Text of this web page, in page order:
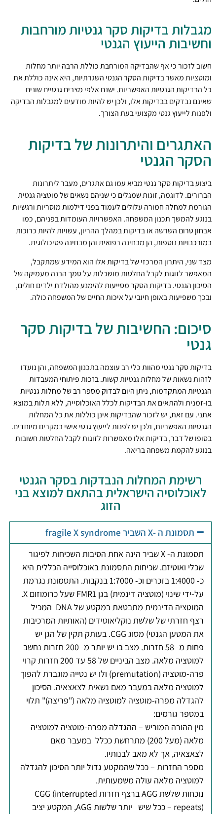
מגבלות בדיקות סקר גנטיות מורחבות
וחשיבות הייעוץ הגנטי
חשוב לזכור כי אף שהבדיקה המורחבת כוללת הרבה יותר מחלות
ומוטציות מאשר בדיקות הסקר הגנטי השגרתיות, היא אינה כוללת את
כל הבדיקות הגנטיות האפשריות. ישנם אלפי מצבים גנטיים שונים
שאינם נבדקים בבדיקות אלו, ולכן יש להיות מודעים למגבלות הבדיקה
ולפנות לייעוץ גנטי מקצועי בעת הצורך.
האתגרים והיתרונות של בדיקות
הסקר הגנטי
ביצוע בדיקות סקר גנטי מביא עמו גם אתגרים, מעבר ליתרונות
הברורים. לדוגמה, זוגות שמגלים כי שניהם נשאים של מוטציה גנטית
הגורמת למחלה חמורה עלולים לעמוד בפני דילמות מוסריות ורגשיות
בנוגע להמשך תכנון המשפחה. האפשרויות העומדות בפניהם, כמו
אבחון טרום השרשה או בדיקות במהלך ההריון, עשויות להיות כרוכות
במורכבויות נוספות, הן מבחינה רפואית והן מבחינה פסיכולוגית.
מצד שני, היתרון המרכזי של בדיקות אלו הוא המידע שמתקבל,
המאפשר לזוגות לקבל החלטות מושכלות על סמך הבנה מעמיקה של
הסיכון הגנטי. בדיקות הסקר מסייעות להימנע מהולדת ילדים חולים,
ובכך משפיעות באופן חיובי על איכות החיים של המשפחה כולה.
סיכום: החשיבות של בדיקות סקר
גנטי
בדיקות סקר גנטי מהוות כלי רב עוצמה בתכנון המשפחה, והן נועדו
לזהות נשאות של מחלות גנטיות קשות. בזכות פיתוחי המעבדות
הגנטיות המתקדמות, ניתן היום לבדוק מספר רב של מחלות גנטיות
בו-זמנית ולהתאים את הבדיקות לכלל האוכלוסייה, ללא תלות במוצא
אתני. עם זאת, יש לזכור שהבדיקות אינן כוללות את כל המחלות
הגנטיות האפשריות, ולכן יש לפנות לייעוץ גנטי אישי במקרים מיוחדים.
בסופו של דבר, בדיקות אלו מאפשרות לזוגות לקבל החלטות חשובות
בנוגע להקמת משפחה בריאה.
רשימת המחלות הנבדקות בסקר הגנטי
לאוכלוסיה הישראלית בהתאם למוצא בני
הזוג
תסמונת ה -X השביר fragile X syndrome
תסמונת ה- X שביר הינה אחת הסיבות השכיחות לפיגור
שכלי ואוטיזם. שכיחות התסמונת באוכלוסייה הכללית היא
כ- 1:4000 בזכרים וכ- 1:7000 בנקבות. התסמונת נגרמת
על-ידי שינוי (מוטציה דינמית) בגן FMR1 שעל כרומוזום X.
המוטציה הדינמית מתבטאת במקטע של DNA המכיל
רצף חזרתי של שלשת נוקליאוטידים (האותיות המרכיבות
את המטען הגנטי) מסוג CGG. בעותק תקין של הגן יש
פחות מ- 58 חזרות. מצב בו יש יותר מ- 200 חזרות נחשב
למוטציה מלאה. מצב הביניים של 58 עד 200 חזרות קרוי
פרה-מוטציה (premutation) ולו יש נטייה מוגברת להפוך
למוטציה מלאה במעבר מאם נשאית לצאצאיה. הסיכון
להגדלה מפרה-מוטציה למוטציה מלאה ("פריצה)" תלוי
במספר גורמים:
מין ההורה המוריש – ההגדלה מפרה-מוטציה למוטציה
מלאה (מעל 200) מתרחשת ככלל במעבר מאם
לצאצאיה, אך לא מאב לבנותיו.
מספר החזרות – ככל שהמקטע גדול יותר הסיכון להגדלה
למוטציה מלאה עולה משמעותית.
נוכחות שלשת AGG ברצף חזרות CGG (interrupted
repeats) – ככל שיש יותר שלשות AGG, המקטע יציב